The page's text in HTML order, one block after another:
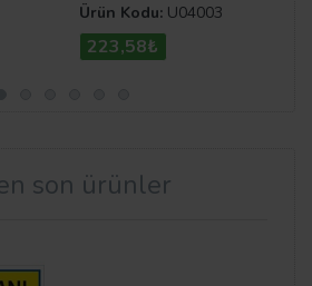
Ürün Kodu: U04003
223,58₺
son ürünler